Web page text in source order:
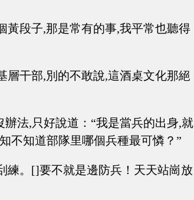
黃段子,那是常有的事,我平常也聽得
層干部,別的不敢說,這酒桌文化那絕
法,只好說道：“我是當兵的出身,就
不知道部隊里哪個兵種最可憐？”
練。[]要不就是邊防兵！天天站崗放